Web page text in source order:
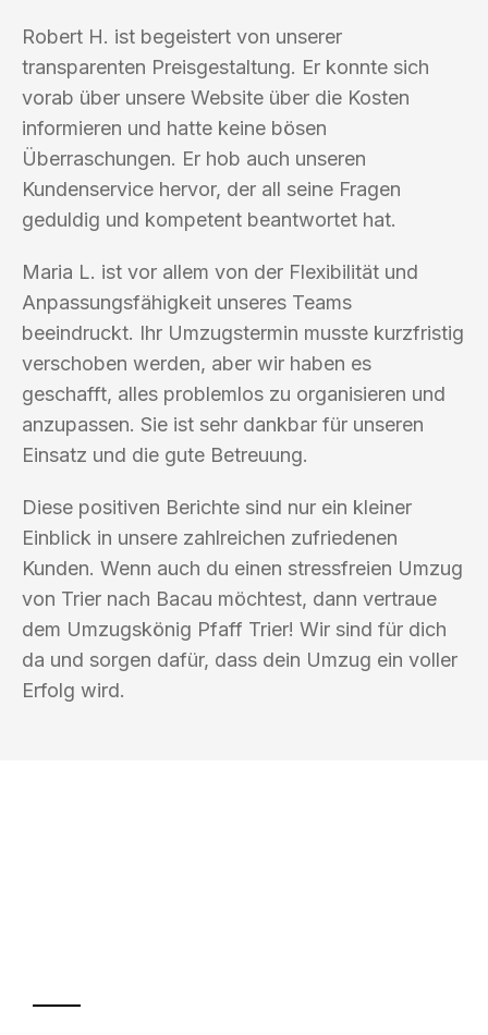
Robert H. ist begeistert von unserer
transparenten Preisgestaltung. Er konnte sich
vorab über unsere Website über die Kosten
informieren und hatte keine bösen
Überraschungen. Er hob auch unseren
Kundenservice hervor, der all seine Fragen
geduldig und kompetent beantwortet hat.
Maria L. ist vor allem von der Flexibilität und
Anpassungsfähigkeit unseres Teams
beeindruckt. Ihr Umzugstermin musste kurzfristig
verschoben werden, aber wir haben es
geschafft, alles problemlos zu organisieren und
anzupassen. Sie ist sehr dankbar für unseren
Einsatz und die gute Betreuung.
Diese positiven Berichte sind nur ein kleiner
Einblick in unsere zahlreichen zufriedenen
Kunden. Wenn auch du einen stressfreien Umzug
von Trier nach Bacau möchtest, dann vertraue
dem Umzugskönig Pfaff Trier! Wir sind für dich
da und sorgen dafür, dass dein Umzug ein voller
Erfolg wird.